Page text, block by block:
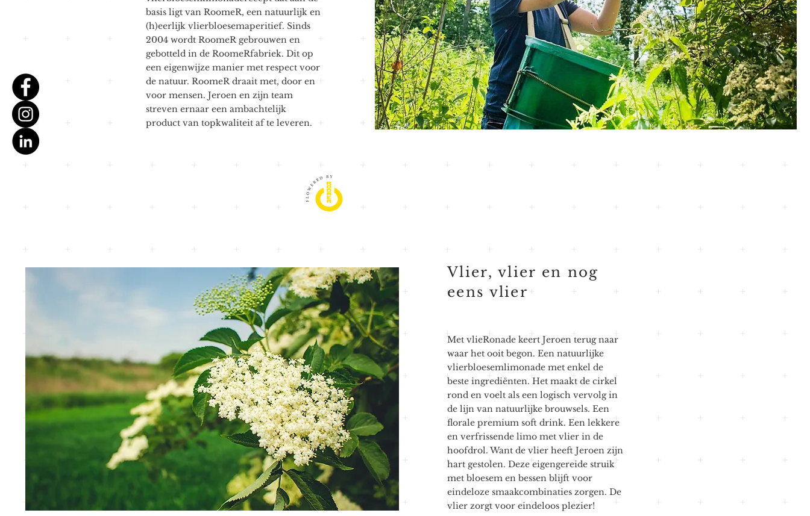
basis ligt van RoomeR, een natuurlijk en
(h)eerlijk vlierbloesemaperitief. Sinds
2004 wordt RoomeR gebrouwen en
gebotteld in de RoomeRfabriek. Dit op
een eigenwijze manier met respect voor
de natuur. RoomeR draait met, door en
voor mensen. Jeroen en zijn team
streven ernaar een ambachtelijk
product van topkwaliteit af te leveren.
Vlier, vlier en nog
eens vlier
Met vlieRonade keert Jeroen terug naar
waar het ooit begon. Een natuurlijke
vlierbloesemlimonade met enkel de
beste ingrediënten. Het maakt de cirkel
rond en voelt als een logisch vervolg in
de lijn van natuurlijke brouwsels. Een
florale premium soft drink. Een lekkere
en verfrissende limo met vlier in de
hoofdrol. Want de vlier heeft Jeroen zijn
hart gestolen. Deze eigengereide struik
met bloesem en bessen blijft voor
eindeloze smaakcombinaties zorgen. De
vlier zorgt voor eindeloos plezier!